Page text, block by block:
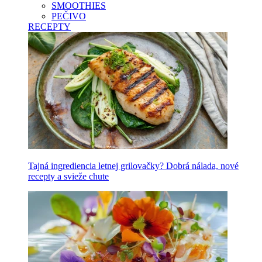
SMOOTHIES
PEČIVO
RECEPTY
Tajná ingrediencia letnej grilovačky? Dobrá nálada, nové
recepty a svieže chute